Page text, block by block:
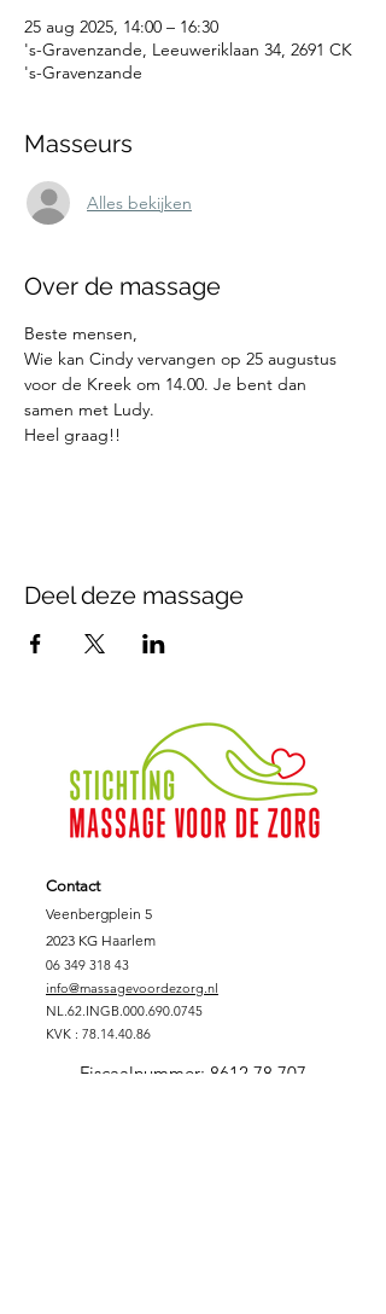
25 aug 2025, 14:00 – 16:30
's-Gravenzande, Leeuweriklaan 34, 2691 CK
's-Gravenzande
Masseurs
Alles bekijken
Over de massage
Beste mensen,
Wie kan Cindy vervangen op 25 augustus
voor de Kreek om 14.00. Je bent dan
samen met Ludy.
Heel graag!!
Deel deze massage
Contact
Veenbergplein 5
2023 KG Haarlem
06 349 318 43
info@massagevoordezorg.nl
NL.62.INGB.000.690.0745
KVK : 78.14.40.86
Fiscaalnummer: 8612.78.707